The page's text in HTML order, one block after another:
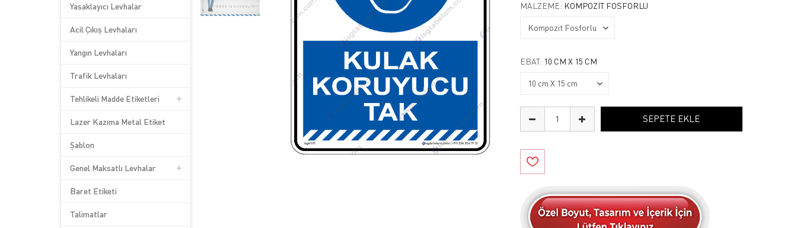
Yasaklayıcı Levhalar
Acil Çıkış Levhaları
Yangın Levhaları
Trafik Levhaları
Tehlikeli Madde Etiketleri
Lazer Kazıma Metal Etiket
Şablon
Genel Maksatlı Levhalar
Baret Etiketi
Talimatlar
MALZEME: KOMPOZIT FOSFORLU
EBAT: 10 CM X 15 CM
SEPETE EKLE